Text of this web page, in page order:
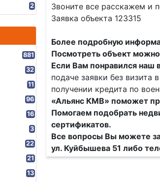
2
881
32
11
96
16
3
22
21
13
Звоните все расскажем и
Заявка объекта 123315
Более подробную
Посмотреть объект
Если Вам понравился наш
подаче заявки без визита
получении кредита по
«Альянс КМВ» поможет
Помогаем подобрать
сертификатов.
Все вопросы Вы можете
ул. Куйбышева 51 либо